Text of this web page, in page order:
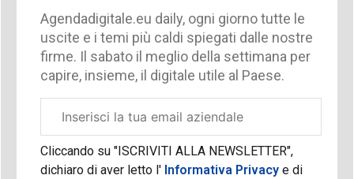
Agendadigitale.eu daily, ogni giorno tutte le
uscite e i temi più caldi spiegati dalle nostre
firme. Il sabato il meglio della settimana per
capire, insieme, il digitale utile al Paese.
aziendale
Cliccando su "ISCRIVITI ALLA NEWSLETTER",
dichiaro di aver letto l'Informativa Privacy e di